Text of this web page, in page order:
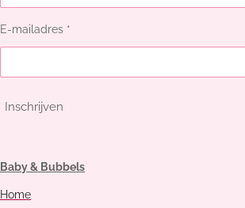
E-mailadres *
Inschrijven
Baby & Bubbels
Home